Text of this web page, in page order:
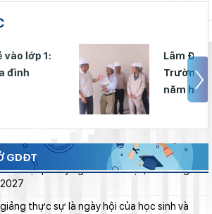
Lâm Đồng phấn đấu hoàn thành
Trường THPT Chuyên Bảo Lộc trước
GDĐT
nhập
ISO 9001:2015
ứng phó nguy cơ thiếu nước do El Nino
từ những “Thư viện thân thiện”
vùng xa